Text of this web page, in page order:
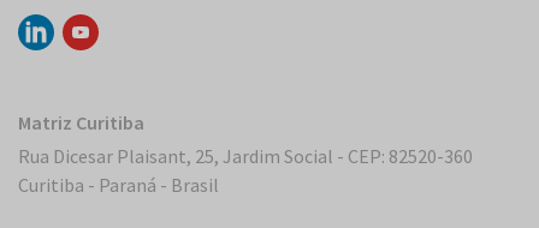
Matriz Curitiba
Rua Dicesar Plaisant, 25, Jardim Social - CEP: 82520-360
Curitiba - Paraná - Brasil